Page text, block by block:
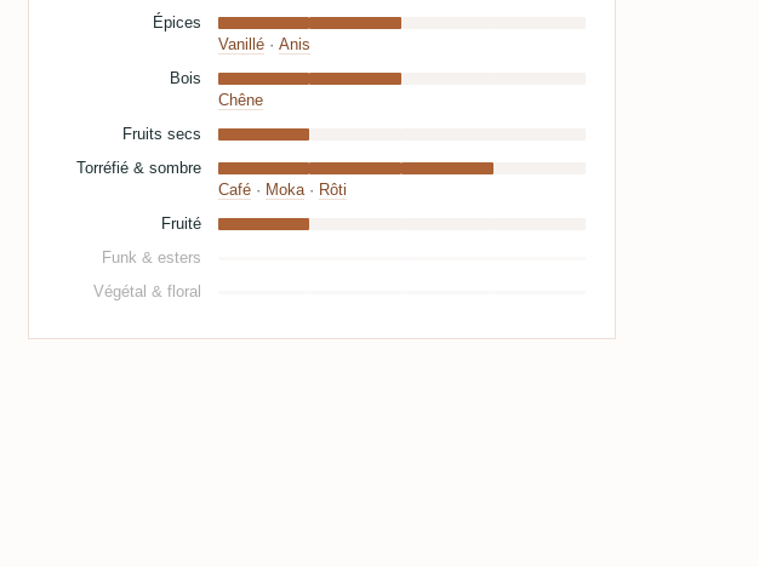
Épices
Vanillé· Anis
Bois
Chêne
Fruits secs
Torréfié & sombre
Café· Moka· Rôti
Fruité
Funk & esters
Végétal & floral